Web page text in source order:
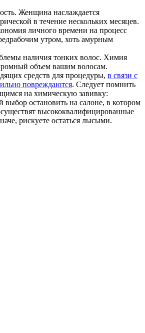
Женщина наслаждается
в течение нескольких месяцев.
личного времени на процесс
утром, хоть амурным
наличия тонких волос. Химия
объем вашим волосам.
средств для процедуры, в связи с
повреждаются. Следует помнить
на химическую завивку:
выбор остановить на салоне, в котором
высококвалифицированные
рискуете остаться лысыми.